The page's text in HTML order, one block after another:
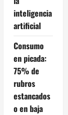
inteligencia
artificial
Consumo
en picada:
75% de
rubros
estancados
o en baja